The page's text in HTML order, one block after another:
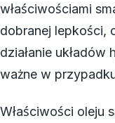
właściwościami
dobranej lepkości,
działanie
ważne w
Właściwości oleju